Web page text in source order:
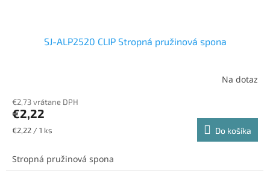
SJ-ALP2520 CLIP Stropná pružinová spona
Na dotaz
€2,73 vrátane DPH
€2,22
Jednotková
€2,22 / 1 ks Do košíka
Stropná pružinová spona